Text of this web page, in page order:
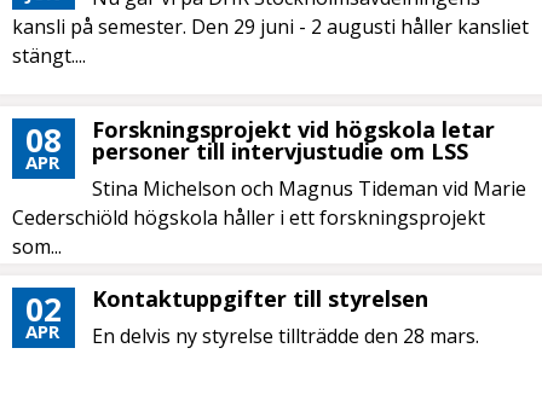
kansli på semester. Den 29 juni - 2 augusti håller kansliet
stängt....
08
APR
Forskningsprojekt vid högskola letar
personer till intervjustudie om LSS
Stina Michelson och Magnus Tideman vid Marie
Cederschiöld högskola håller i ett forskningsprojekt
som...
02
APR
Kontaktuppgifter till styrelsen
En delvis ny styrelse tillträdde den 28 mars.